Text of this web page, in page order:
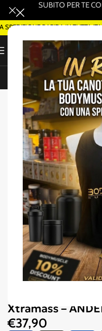
SUBITO PER TE
RAPIDA IN TUTTA
ORDINA SMART
Home/ Mass Gainer
-44%
Xtramass –
€37,90